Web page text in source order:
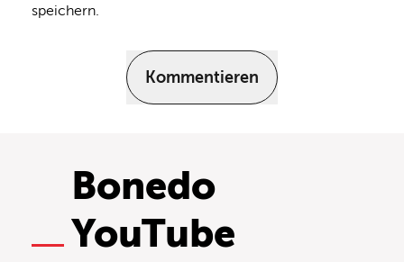
speichern.
Kommentieren
Bonedo
YouTube